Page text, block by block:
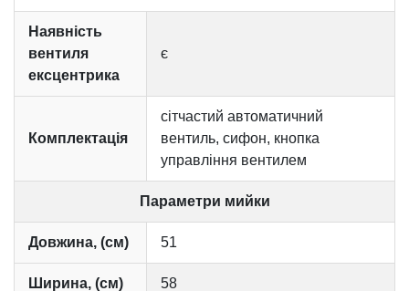
Наявність
вентиля
ексцентрика
є
Комплектація
сітчастий автоматичний
вентиль, сифон, кнопка
управління вентилем
Параметри мийки
Довжина, (см) 51
Ширина, (см) 58